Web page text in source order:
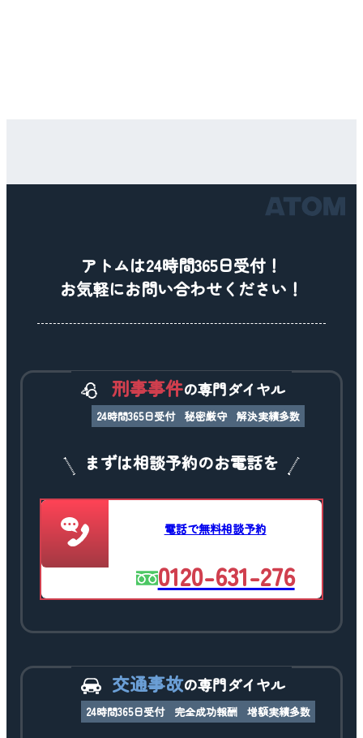
アトムは24時間365日受付！
お気軽にお問い合わせください！
刑事事件の専門ダイヤル
24時間365日受付 秘密厳守 解決実績多数
まずは相談予約のお電話を
電話で無料相談予約
0120-631-276
交通事故の専門ダイヤル
24時間365日受付 完全成功報酬 増額実績多数